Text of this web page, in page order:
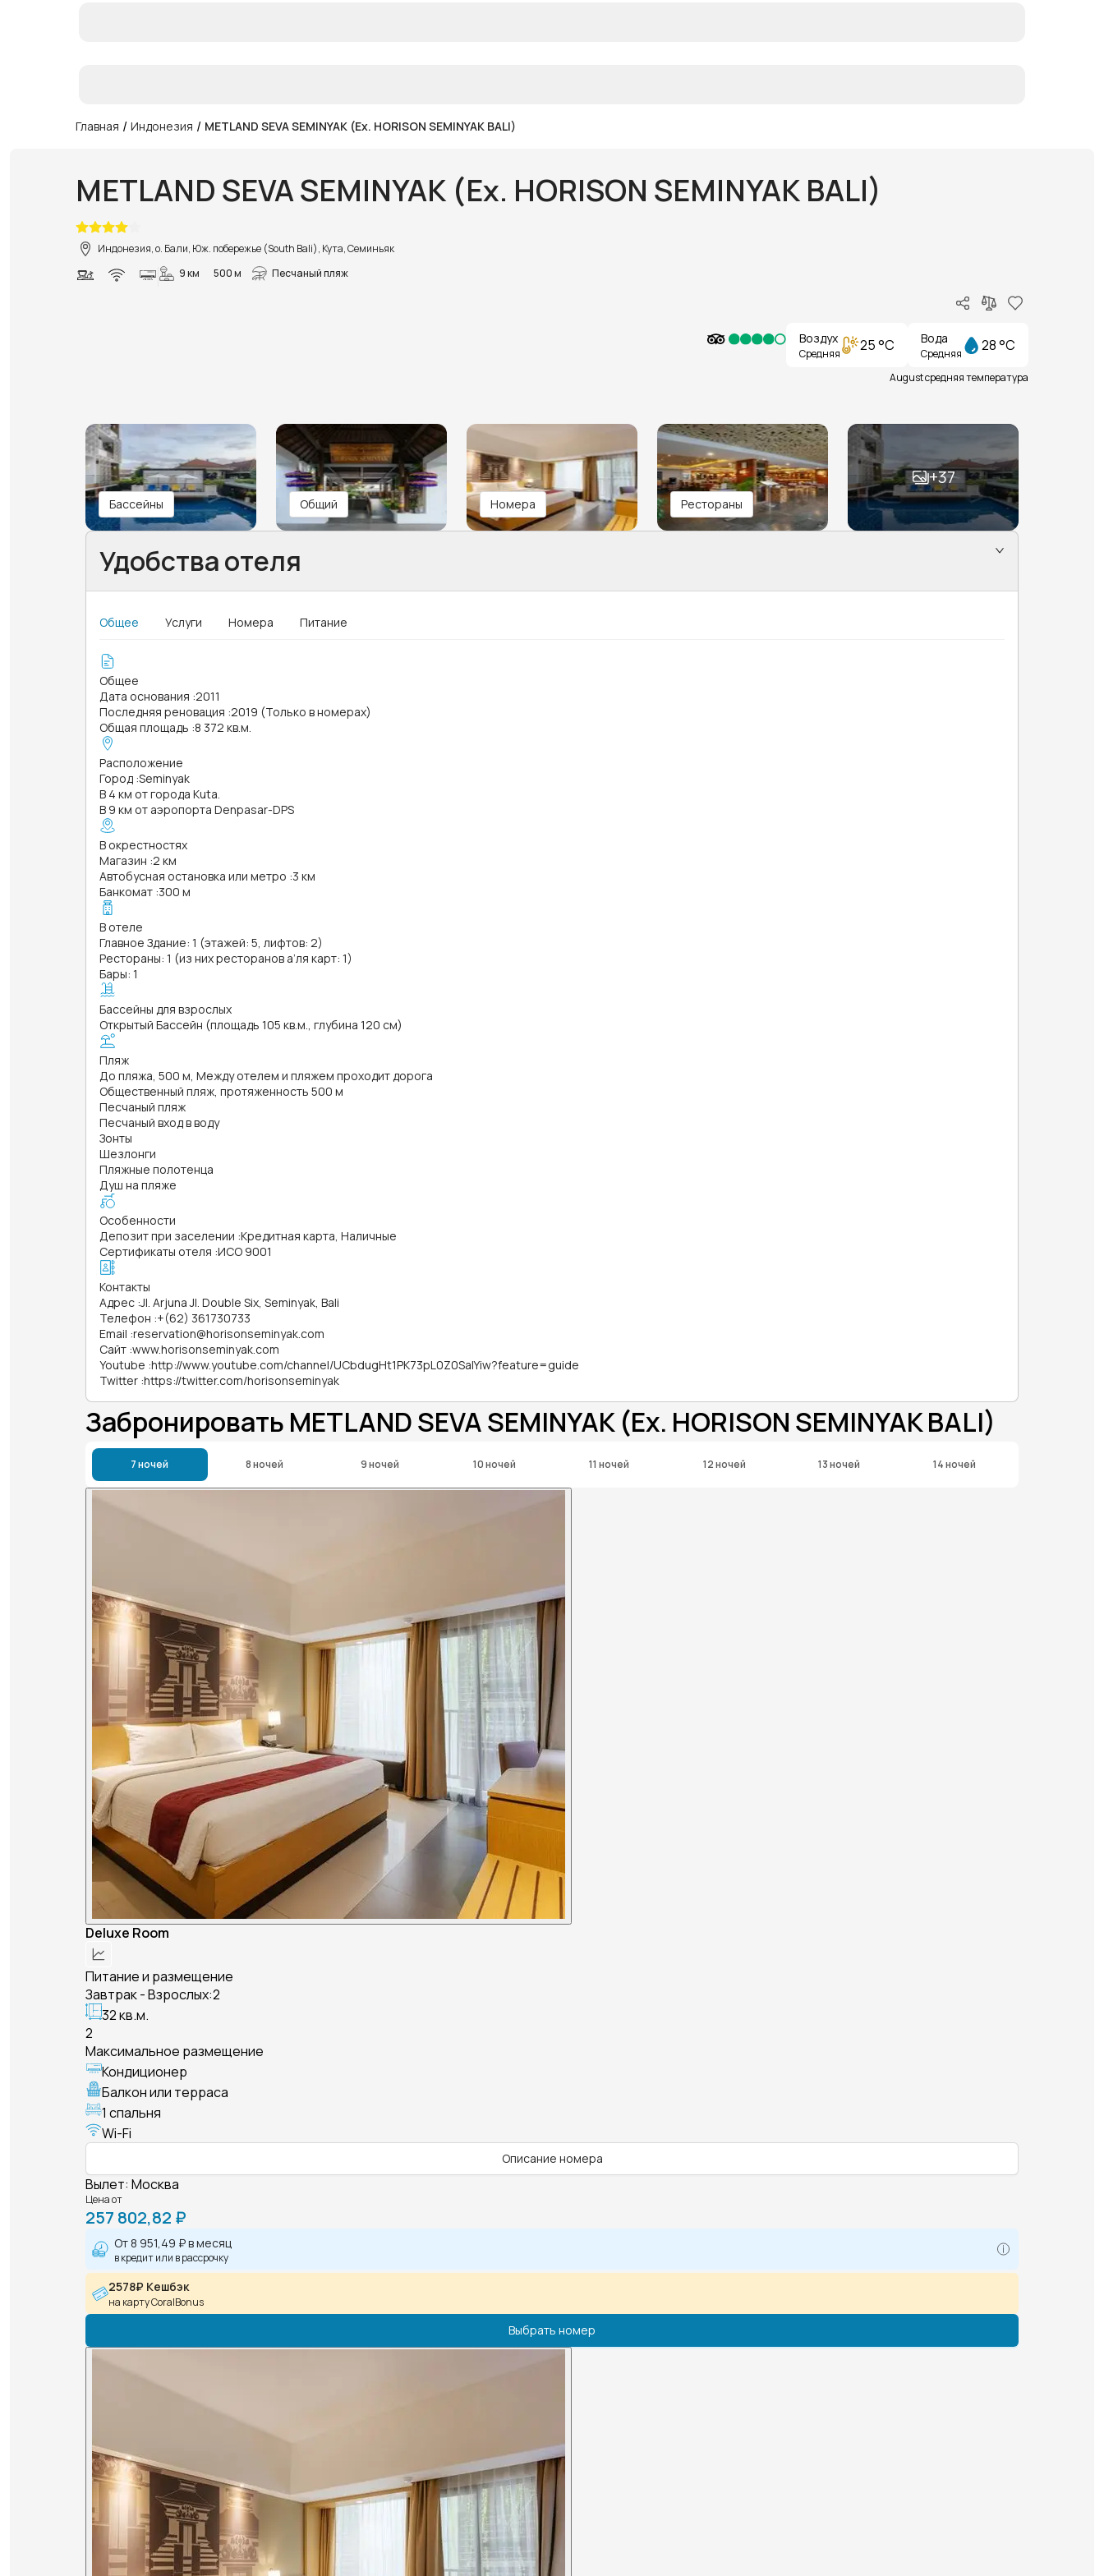
Главная / Индонезия / METLAND SEVA SEMINYAK (Ex. HORISON SEMINYAK BALI)
METLAND SEVA SEMINYAK (Ex. HORISON SEMINYAK BALI)
Индонезия, о. Бали, Юж. побережье (South Bali), Кута, Семиньяк
9 км
500 м Песчаный пляж
Воздух
Средняя 25 °C Вода
Средняя 28 °C
August средняя температура
Бассейны Общий Номера Рестораны
+37
Удобства отеля
Общее Услуги Номера Питание
Общее
Дата основания :2011
Последняя реновация :2019 (Только в номерах)
Общая площадь :8 372 кв.м.
Расположение
Город :Seminyak
В 4 км от города Kuta.
В 9 км от аэропорта Denpasar-DPS
В окрестностях
Магазин :2 км
Автобусная остановка или метро :3 км
Банкомат :300 м
В отеле
Главное Здание: 1 (этажей: 5, лифтов: 2)
Рестораны: 1 (из них ресторанов а’ля карт: 1)
Бары: 1
Бассейны для взрослых
Открытый Бассейн (площадь 105 кв.м., глубина 120 см)
Пляж
До пляжа, 500 м, Между отелем и пляжем проходит дорога
Общественный пляж, протяженность 500 м
Песчаный пляж
Песчаный вход в воду
Зонты
Шезлонги
Пляжные полотенца
Душ на пляже
Особенности
Депозит при заселении :Кредитная карта, Наличные
Сертификаты отеля :ИСО 9001
Контакты
Адрес :Jl. Arjuna Jl. Double Six, Seminyak, Bali
Телефон :+(62) 361730733
Email :reservation@horisonseminyak.com
Сайт :www.horisonseminyak.com
Youtube :http://www.youtube.com/channel/UCbdugHt1PK73pL0Z0SaIYiw?feature=guide
Twitter :https://twitter.com/horisonseminyak
Забронировать METLAND SEVA SEMINYAK (Ex. HORISON SEMINYAK BALI)
7 ночей 8 ночей 9 ночей 10 ночей 11 ночей 12 ночей 13 ночей 14 ночей
Deluxe Room
Питание и размещение
Завтрак - Взрослых:2
32 кв.м.
2
Максимальное размещение
Кондиционер
Балкон или терраса
1 спальня
Wi-Fi
Описание номера
Вылет: Москва
Цена от
257 802,82 ₽
От 8 951,49 ₽в месяц
в кредит или в рассрочку
2578₽ Кешбэк
на карту CoralBonus
Выбрать номер